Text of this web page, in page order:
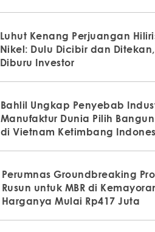
Luhut Kenang Perjuangan
Nikel: Dulu Dicibir dan
Diburu Investor
Bahlil Ungkap Penyebab
Manufaktur Dunia Pilih
di Vietnam Ketimbang
Perumnas Groundbreaking
Rusun untuk MBR di
Harganya Mulai Rp417 Juta